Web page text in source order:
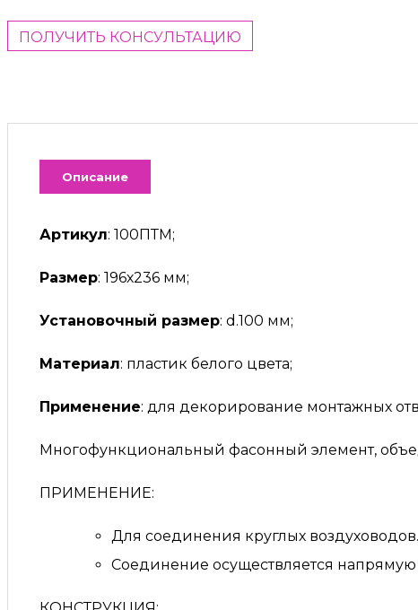
ПОЛУЧИТЬ КОНСУЛЬТАЦИЮ
Описание
Артикул: 100ПТМ;
Размер: 196х236 мм;
Установочный размер: d.100 мм;
Материал: пластик белого цвета;
Применение: для декорирование монтажных
Многофункциональный фасонный элемент,
ПРИМЕНЕНИЕ:
Для соединения круглых воздуховодов.
Соединение осуществляется напрямую